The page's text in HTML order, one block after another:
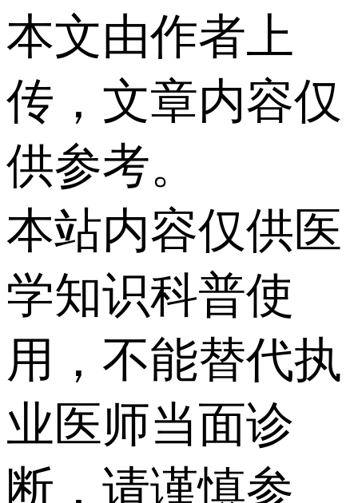
本文由作者上
传，文章内容仅
供参考。
本站内容仅供医
学知识科普使
用，不能替代执
业医师当面诊
断，请谨慎参